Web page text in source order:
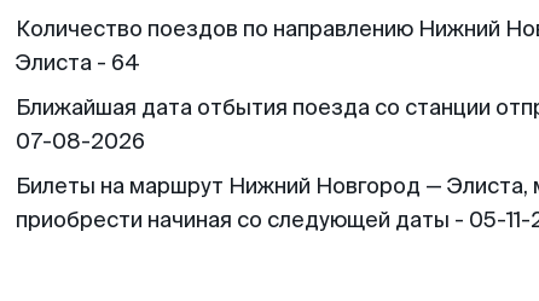
Количество поездов по направлению Нижний
Элиста - 64
Ближайшая дата отбытия поезда со станции
07-08-2026
Билеты на маршрут Нижний Новгород — Элиста,
приобрести начиная со следующей даты - 05-11-